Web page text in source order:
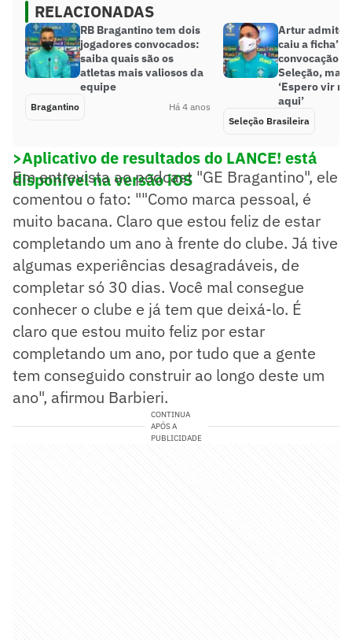
RELACIONADAS
RB Bragantino tem dois
jogadores convocados:
saiba quais são os
atletas mais valiosos da
equipe
Bragantino Há 4 anos
Artur admite
caiu a ficha’
convocação
Seleção, mas
‘Espero vir
aqui’
Seleção Brasileira
>Aplicativo de resultados do LANCE! está
disponível na versão iOS
Em entrevista ao podcast "GE Bragantino", ele
comentou o fato: ""Como marca pessoal, é
muito bacana. Claro que estou feliz de estar
completando um ano à frente do clube. Já tive
algumas experiências desagradáveis, de
completar só 30 dias. Você mal consegue
conhecer o clube e já tem que deixá-lo. É
claro que estou muito feliz por estar
completando um ano, por tudo que a gente
tem conseguido construir ao longo deste um
ano", afirmou Barbieri.
CONTINUA
APÓS A
PUBLICIDADE